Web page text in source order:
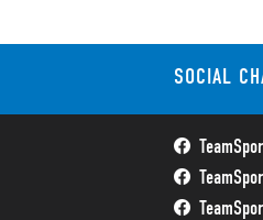
SOCIAL